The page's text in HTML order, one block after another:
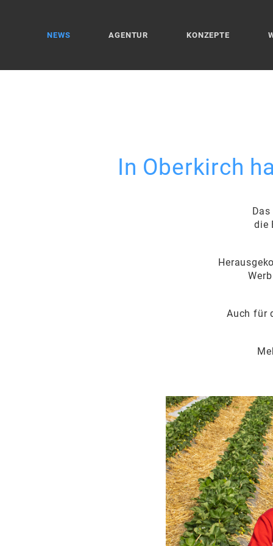
NEWS AGENTUR KONZEPTE
In Oberkirch
die
Auch für